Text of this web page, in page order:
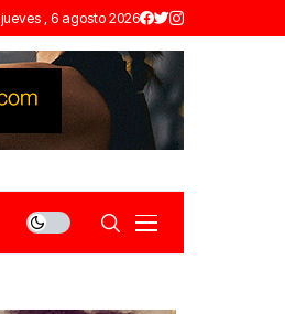
jueves , 6 agosto 2026